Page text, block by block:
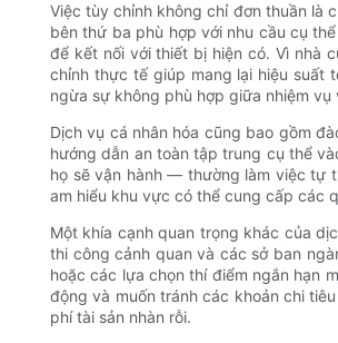
Việc tùy chỉnh không chỉ đơn thuần là
bên thứ ba phù hợp với nhu cầu cụ
để kết nối với thiết bị hiện có. Vì nhà
chỉnh thực tế giúp mang lại hiệu suất
ngừa sự không phù hợp giữa nhiệm vụ
Dịch vụ cá nhân hóa cũng bao gồm
hướng dẫn an toàn tập trung cụ thể
họ sẽ vận hành — thường làm việc tự
am hiểu khu vực có thể cung cấp các
Một khía cạnh quan trọng khác của
thi công cảnh quan và các sở ban
hoặc các lựa chọn thí điểm ngắn hạn
động và muốn tránh các khoản chi
phí tài sản nhàn rỗi.